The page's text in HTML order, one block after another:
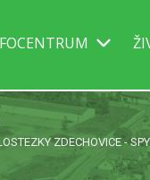
ZDECHOVICE -